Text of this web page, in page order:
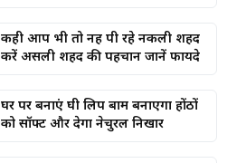
कही आप भी तो नहीं पी रहे नकली शहद
करें असली शहद की पहचान जानें फायदे
घर पर बनाएं घी लिप बाम बनाएगा होंठों
को सॉफ्ट और देगा नेचुरल निखार